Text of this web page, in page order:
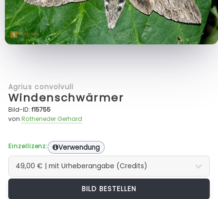
Agrius convolvuli
Windenschwärmer
Bild-ID:f15755
vonRotheneder Gerhard
Einzellizenz: Verwendung
BILD BESTELLEN